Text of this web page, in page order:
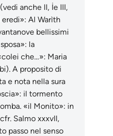
anche II, İe III,
Al Warìth
bellissimi
la
che…»: Maria
A proposito di
e nota nella sura
il tormento
«il Monito»: in
Salmo xxxvII,
passo nel senso